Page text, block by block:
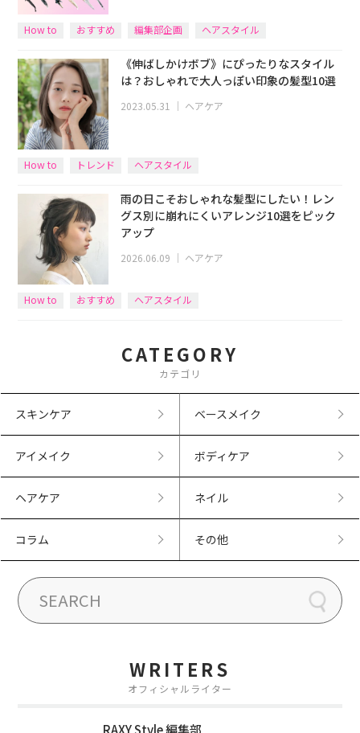
How to おすすめ 編集部企画 ヘアスタイル
《伸ばしかけボブ》にぴったりなスタイル
は？おしゃれで大人っぽい印象の髪型10選
2023.05.31 ｜ ヘアケア
How to トレンド ヘアスタイル
雨の日こそおしゃれな髪型にしたい！レン
グス別に崩れにくいアレンジ10選をピック
アップ
2026.06.09 ｜ ヘアケア
How to おすすめ ヘアスタイル
CATEGORY
カテゴリ
スキンケア ベースメイク
アイメイク ボディケア
ヘアケア ネイル
コラム その他
WRITERS
オフィシャルライター
RAXY Style 編集部